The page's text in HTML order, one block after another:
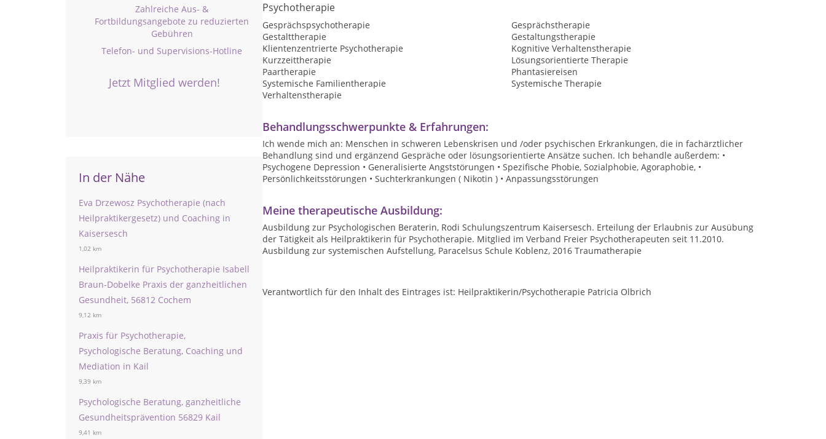
Zahlreiche Aus- &
Fortbildungsangebote zu reduzierten
Gebühren
Telefon- und Supervisions-Hotline
Jetzt Mitglied werden!
In der Nähe
Eva Drzewosz Psychotherapie (nach
Heilpraktikergesetz) und Coaching in
Kaisersesch
1,02 km
Heilpraktikerin für Psychotherapie Isabell
Braun-Dobelke Praxis der ganzheitlichen
Gesundheit, 56812 Cochem
9,12 km
Praxis für Psychotherapie,
Psychologische Beratung, Coaching und
Mediation in Kail
9,39 km
Psychologische Beratung, ganzheitliche
Gesundheitsprävention 56829 Kail
9,41 km
Psychotherapie
Gesprächspsychotherapie
Gesprächstherapie
Gestalttherapie
Gestaltungstherapie
Klientenzentrierte Psychotherapie
Kognitive Verhaltenstherapie
Kurzzeittherapie
Lösungsorientierte Therapie
Paartherapie
Phantasiereisen
Systemische Familientherapie
Systemische Therapie
Verhaltenstherapie
Behandlungsschwerpunkte & Erfahrungen:
Ich wende mich an: Menschen in schweren Lebenskrisen und /oder psychischen Erkrankungen, die in fachärztlicher
Behandlung sind und ergänzend Gespräche oder lösungsorientierte Ansätze suchen. Ich behandle außerdem: •
Psychogene Depression • Generalisierte Angststörungen • Spezifische Phobie, Sozialphobie, Agoraphobie, •
Persönlichkeitsstörungen • Suchterkrankungen ( Nikotin ) • Anpassungsstörungen
Meine therapeutische Ausbildung:
Ausbildung zur Psychologischen Beraterin, Rodi Schulungszentrum Kaisersesch. Erteilung der Erlaubnis zur Ausübung
der Tätigkeit als Heilpraktikerin für Psychotherapie. Mitglied im Verband Freier Psychotherapeuten seit 11.2010.
Ausbildung zur systemischen Aufstellung, Paracelsus Schule Koblenz, 2016 Traumatherapie
Verantwortlich für den Inhalt des Eintrages ist: Heilpraktikerin/Psychotherapie Patricia Olbrich